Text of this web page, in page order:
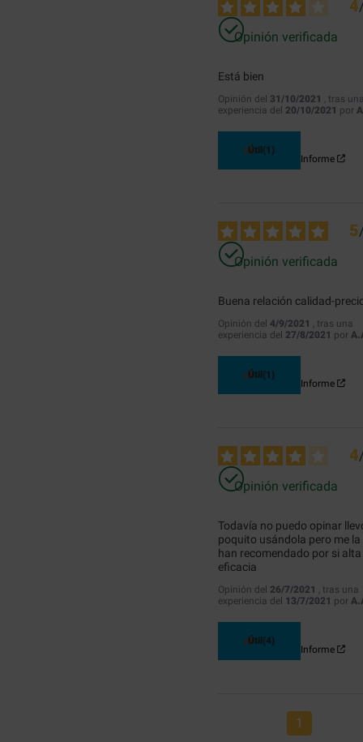
4
Opinión verificada
Está bien
Opinión del 31/10/2021 , tras
experiencia del 20/10/2021 por
Útil (1)
Informe
5
Opinión verificada
Buena relación calidad-
Opinión del 4/9/2021 , tras una
experiencia del 27/8/2021 por
Útil (1)
Informe
4
Opinión verificada
Todavía no puedo opinar
poquito usándola pero me la
han recomendado por si alta
eficacia
Opinión del 26/7/2021 , tras una
experiencia del 13/7/2021 por
Útil (4)
Informe
1